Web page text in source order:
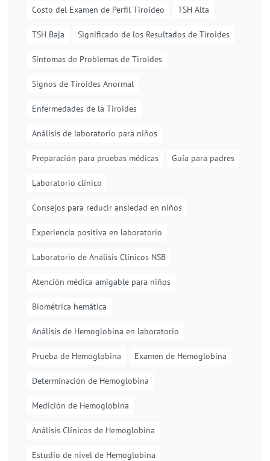
Costo del Examen de Perfil Tiroideo TSH Alta
TSH Baja Significado de los Resultados de Tiroides
Síntomas de Problemas de Tiroides
Signos de Tiroides Anormal
Enfermedades de la Tiroides
Análisis de laboratorio para niños
Preparación para pruebas médicas Guía para padres
Laboratorio clínico
Consejos para reducir ansiedad en niños
Experiencia positiva en laboratorio
Laboratorio de Análisis Clínicos NSB
Atención médica amigable para niños
Biométrica hemática
Análisis de Hemoglobina en laboratorio
Prueba de Hemoglobina Examen de Hemoglobina
Determinación de Hemoglobina
Medición de Hemoglobina
Análisis Clínicos de Hemoglobina
Estudio de nivel de Hemoglobina